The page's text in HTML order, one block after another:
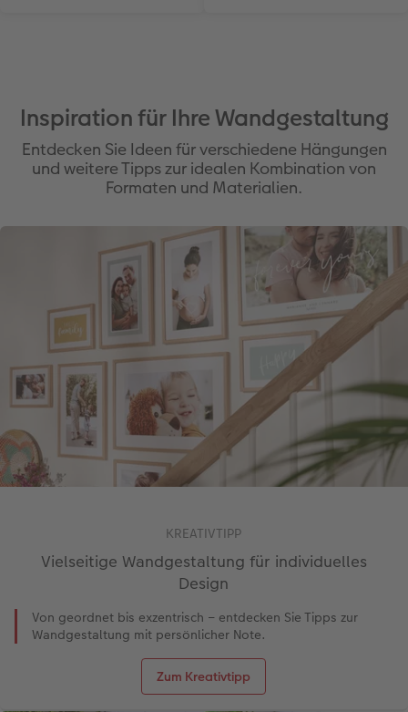
Inspiration für Ihre Wandgestaltung
Entdecken Sie Ideen für verschiedene Hängungen
und weitere Tipps zur idealen Kombination von
Formaten und Materialien.
KREATIVTIPP
Vielseitige Wandgestaltung für individuelles
Design
Von geordnet bis exzentrisch – entdecken Sie Tipps zur
Wandgestaltung mit persönlicher Note.
Zum Kreativtipp